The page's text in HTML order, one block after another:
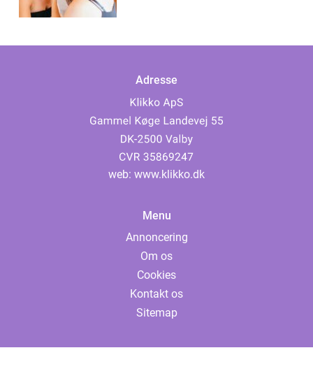
Adresse
web: www.klikko.dk
Menu
Annoncering
Om os
Cookies
Kontakt os
Sitemap